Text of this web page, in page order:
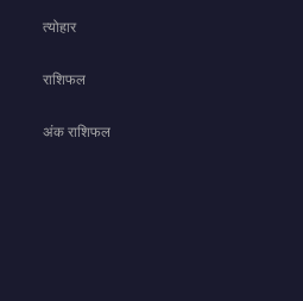
त्योहार
राशिफल
अंक राशिफल